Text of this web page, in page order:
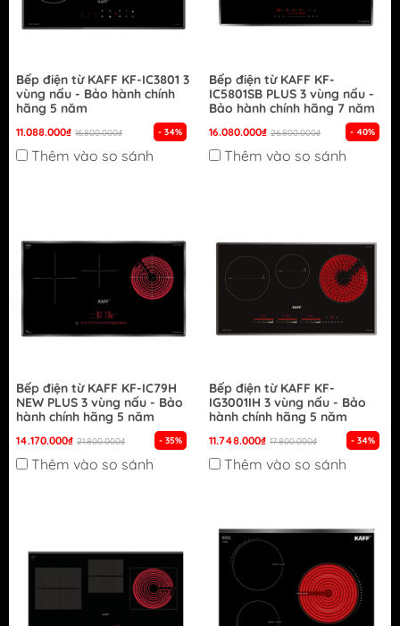
Bếp điện từ KAFF KF-IC3801 3
vùng nấu - Bảo hành chính
hãng 5 năm
11.088.000₫ 16.800.000₫ - 34%
Thêm vào so sánh
Bếp điện từ KAFF KF-
IC5801SB PLUS 3 vùng nấu -
Bảo hành chính hãng 7 năm
16.080.000₫ 26.800.000₫ - 40%
Thêm vào so sánh
Bếp điện từ KAFF KF-IC79H
NEW PLUS 3 vùng nấu - Bảo
hành chính hãng 5 năm
14.170.000₫ 21.800.000₫ - 35%
Thêm vào so sánh
Bếp điện từ KAFF KF-
IG3001IH 3 vùng nấu - Bảo
hành chính hãng 5 năm
11.748.000₫ 17.800.000₫ - 34%
Thêm vào so sánh